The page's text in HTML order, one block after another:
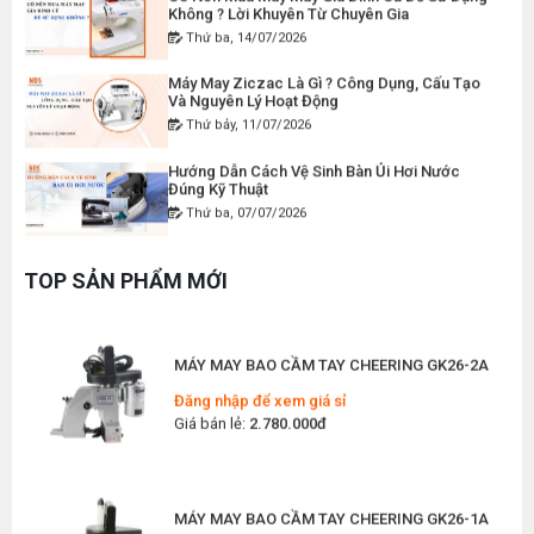
Không ? Lời Khuyên Từ Chuyên Gia
Thứ ba, 14/07/2026
Máy May Ziczac Là Gì ? Công Dụng, Cấu Tạo
Và Nguyên Lý Hoạt Động
Thứ bảy, 11/07/2026
Hướng Dẫn Cách Vệ Sinh Bàn Ủi Hơi Nước
Đúng Kỹ Thuật
Thứ ba, 07/07/2026
Hóa Giúp Xưởng May Tăng Năng Suất
Nay 2026
Máy Sang Chỉ Là Gì? Công Dụng, Cấu Tạo Và
Hướng Dẫn Cách Sửa Bàn Ủi Hơi Nước Tại Nhà
TOP SẢN PHẨM MỚI
Đăng nhập để xem giá sỉ
Giá bán lẻ:2.400.000đ
MÁY MAY BAO CẦM TAY GK9-500 KHÔNG BÌNH
DẦU
Giá bán lẻ:
MÁY MAY BAO CẦM TAY CHEERING GK26-2A
Đăng nhập để xem giá sỉ
Giá bán lẻ: 2.780.000đ
MÁY MAY BAO CẦM TAY CHEERING GK26-1A